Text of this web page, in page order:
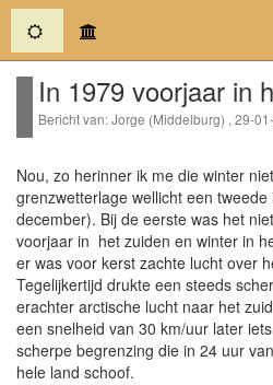
(current)
In 1979 voorjaar in
Bericht van: Jorge (Middelburg) , 29-
Nou, zo herinner ik me die winter
grenzwetterlage wellicht een
december). Bij de eerste was het
voorjaar in het zuiden en winter in
er was voor kerst zachte lucht over
Tegelijkertijd drukte een steeds
erachter arctische lucht naar het
een snelheid van 30 km/uur later
scherpe begrenzing die in 24 uur
hele land schoof.